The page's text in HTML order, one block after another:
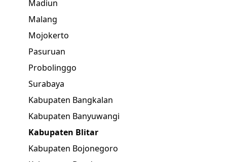
Madiun
Malang
Mojokerto
Pasuruan
Probolinggo
Surabaya
Kabupaten Bangkalan
Kabupaten Banyuwangi
Kabupaten Blitar
Kabupaten Bojonegoro